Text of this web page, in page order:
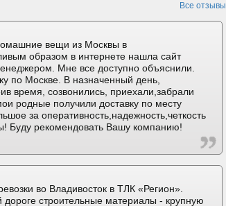
Все отзывы
вещи из Москвы в
образом в интернете нашла сайт
Мне все доступно объяснили.
по Москве. В назначенный день,
время, созвонились, приехали,забрали
родные получили доставку по месту
за оперативность,надежность,четкость
Буду рекомендовать Вашу компанию!
во Владивосток в ТЛК «Регион».
строительные материалы - крупную